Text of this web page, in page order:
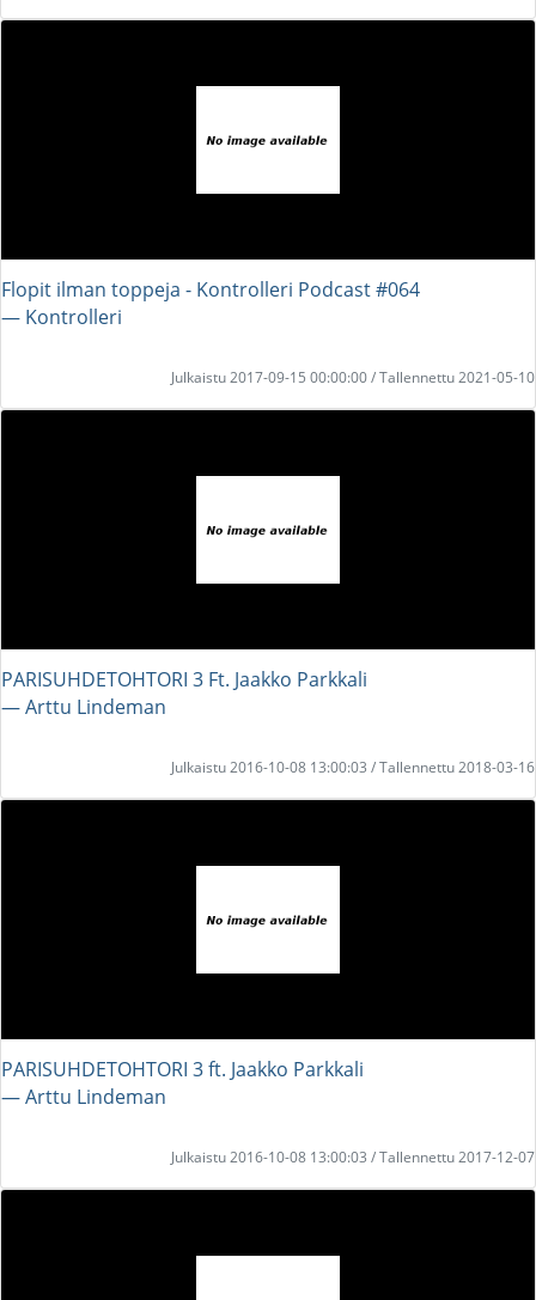
Flopit ilman toppeja - Kontrolleri Podcast #064
― Kontrolleri
Julkaistu 2017-09-15 00:00:00 / Tallennettu 2021-05-10
PARISUHDETOHTORI 3 Ft. Jaakko Parkkali
― Arttu Lindeman
Julkaistu 2016-10-08 13:00:03 / Tallennettu 2018-03-16
PARISUHDETOHTORI 3 ft. Jaakko Parkkali
― Arttu Lindeman
Julkaistu 2016-10-08 13:00:03 / Tallennettu 2017-12-07